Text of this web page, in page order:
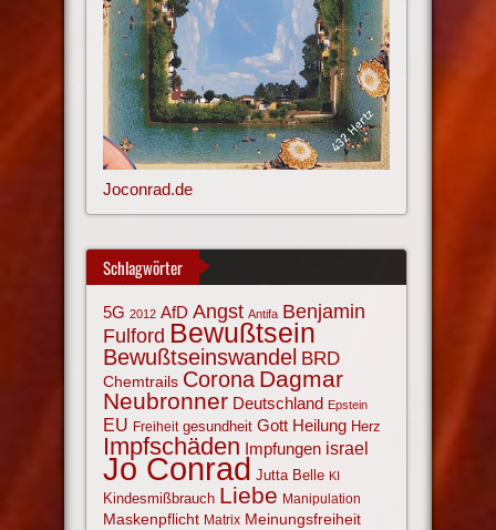
Joconrad.de
Schlagwörter
5G 2012 AfD Angst Antifa Benjamin
Fulford Bewußtsein
Bewußtseinswandel BRD
Chemtrails Corona Dagmar
Neubronner Deutschland Epstein
EU Freiheit gesundheit Gott Heilung Herz
Impfschäden Impfungen israel
Jo Conrad Jutta Belle KI
Kindesmißbrauch Liebe Manipulation
Maskenpflicht Matrix Meinungsfreiheit